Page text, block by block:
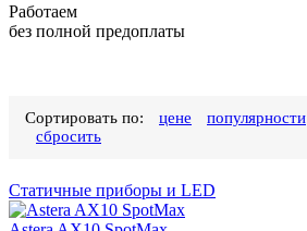
Работаем
без полной предоплаты
Сортировать по: цене популярности
сбросить
Статичные приборы и LED